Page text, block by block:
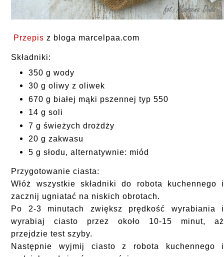
Przepis z bloga marcelpaa.com
Składniki:
350 g wody
30 g oliwy z oliwek
670 g białej mąki pszennej typ 550
14 g soli
7 g świeżych drożdży
20 g zakwasu
5 g słodu, alternatywnie: miód
Przygotowanie ciasta:
Włóż wszystkie składniki do robota kuchennego i
zacznij ugniatać na niskich obrotach.
Po 2-3 minutach zwiększ prędkość wyrabiania i
wyrabiaj ciasto przez około 10-15 minut, aż
przejdzie test szyby.
Następnie wyjmij ciasto z robota kuchennego i